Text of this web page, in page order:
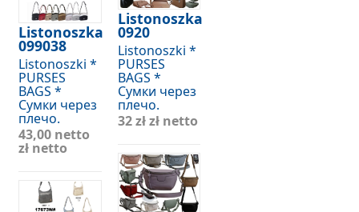
Listonoszka
099038
Listonoszki *
PURSES
BAGS *
Сумки через
плечо.
43,00 netto
zł netto
Listonoszka
0920
Listonoszki *
PURSES
BAGS *
Сумки через
плечо.
32 złzł netto